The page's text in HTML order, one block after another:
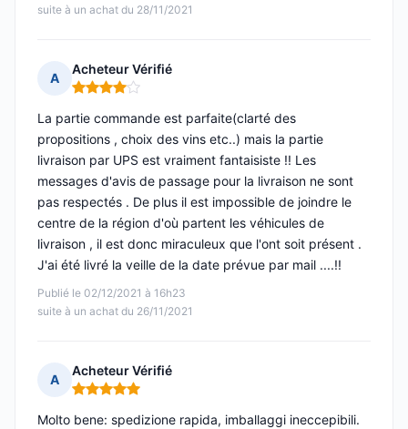
suite à un achat du 28/11/2021
A
Acheteur Vérifié
Note : 4 sur 5
Publié le 02/12/2021 à 16h23
suite à un achat du 26/11/2021
La partie commande est parfaite(clarté des
propositions , choix des vins etc..) mais la partie
livraison par UPS est vraiment fantaisiste !! Les
messages d'avis de passage pour la livraison ne sont
pas respectés . De plus il est impossible de joindre le
centre de la région d'où partent les véhicules de
livraison , il est donc miraculeux que l'ont soit présent .
J'ai été livré la veille de la date prévue par mail ....!!
A
Acheteur Vérifié
Note : 5 sur 5
Molto bene: spedizione rapida, imballaggi ineccepibili.